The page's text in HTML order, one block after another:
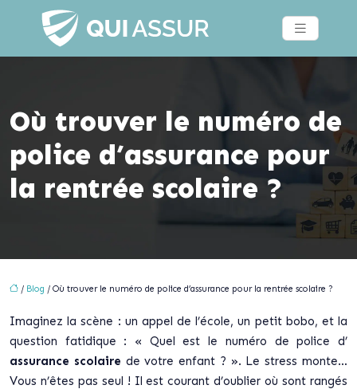
Où trouver le numéro de
police d’assurance pour
la rentrée scolaire ?
/ Blog / Où trouver le numéro de police d’assurance pour la rentrée scolaire ?
Imaginez la scène : un appel de l’école, un petit bobo, et la
question fatidique : « Quel est le numéro de police d’
assurance scolaire de votre enfant ? ». Le stress monte…
Vous n’êtes pas seul ! Il est courant d’oublier où sont rangés